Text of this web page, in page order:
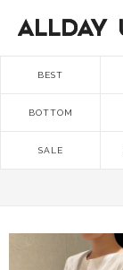
BEST
BOTTOM
SALE